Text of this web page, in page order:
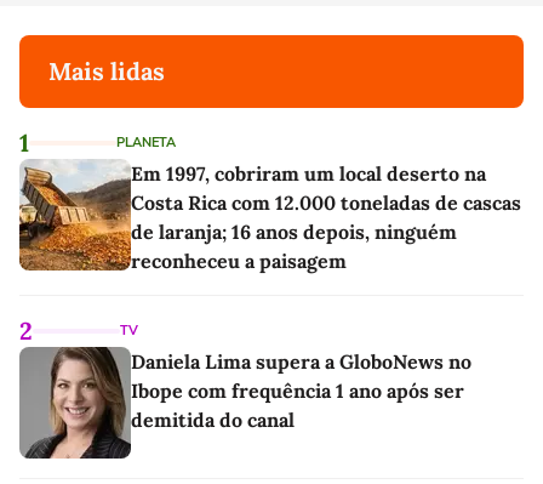
Mais lidas
1 PLANETA
Em 1997, cobriram um local deserto na
Costa Rica com 12.000 toneladas de cascas
de laranja; 16 anos depois, ninguém
reconheceu a paisagem
2 TV
Daniela Lima supera a GloboNews no
Ibope com frequência 1 ano após ser
demitida do canal